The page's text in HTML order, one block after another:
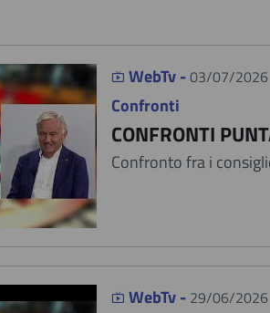
WebTv -03/07/2026
Confronti
CONFRONTI
Confronto fra i
WebTv - 29/06/2026